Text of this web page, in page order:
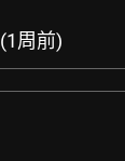
(1周前)